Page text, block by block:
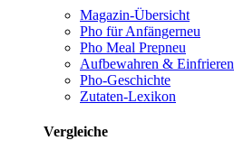
Magazin-Übersicht
Pho für Anfängerneu
Pho Meal Prepneu
Aufbewahren & Einfrieren
Pho-Geschichte
Zutaten-Lexikon
Vergleiche